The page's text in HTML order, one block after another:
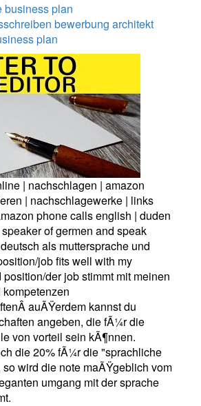
business plan
bewerbung architekt
plan
| nachschlagen | amazon
| nachschlagewerke | links
phone calls english | duden
of germen and speak
als muttersprache und
job fits well with my
der job stimmt mit meinen
auÃŸerdem kannst du
angeben, die fÃ¼r die
von vorteil sein kÃ¶nnen.
die 20% fÃ¼r die "sprachliche
wird die note maÃŸgeblich vom
umgang mit der sprache